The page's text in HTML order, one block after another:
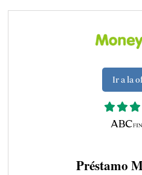
Ir a la
Préstamo